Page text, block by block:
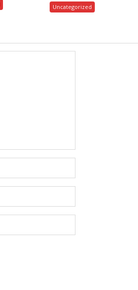
Uncategorized